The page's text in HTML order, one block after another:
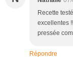
Recette
excellentes
pressée
Répondre